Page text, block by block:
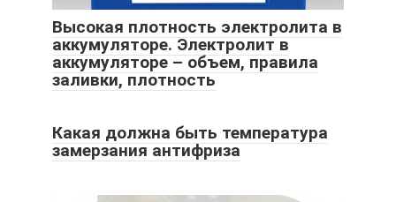
Высокая плотность электролита в
аккумуляторе. Электролит в
аккумуляторе – объем, правила
заливки, плотность
Какая должна быть температура
замерзания антифриза